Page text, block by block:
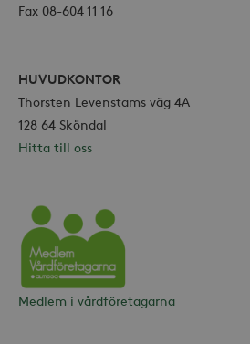
Fax 08-604 11 16
HUVUDKONTOR
Thorsten Levenstams väg 4A
128 64 Sköndal
Hitta till oss
Vårdföretagarna
Medlem i vårdföretagarna
kärnwebbplatsfunktioner som
nödvändiga cookies.
Namn